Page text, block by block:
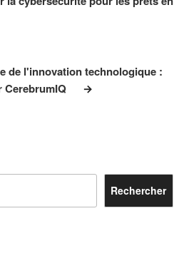
de l'innovation technologique :
CerebrumIQ
Rechercher